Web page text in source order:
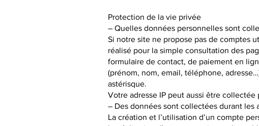
Protection de la vie privée
– Quelles données personnelles sont
Si notre site ne propose pas de comptes
réalisé pour la simple consultation des
formulaire de contact, de paiement en
(prénom, nom, email, téléphone,
astérisque.
Votre adresse IP peut aussi être
– Des données sont collectées durant les
La création et l’utilisation d’un compte